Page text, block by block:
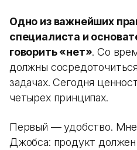
Одно из важнейших
специалиста и
говорить «нет». Со
должны
задачах. Сегодня
четырех принципах.
Первый — удобство. Мне
Джобса: продукт